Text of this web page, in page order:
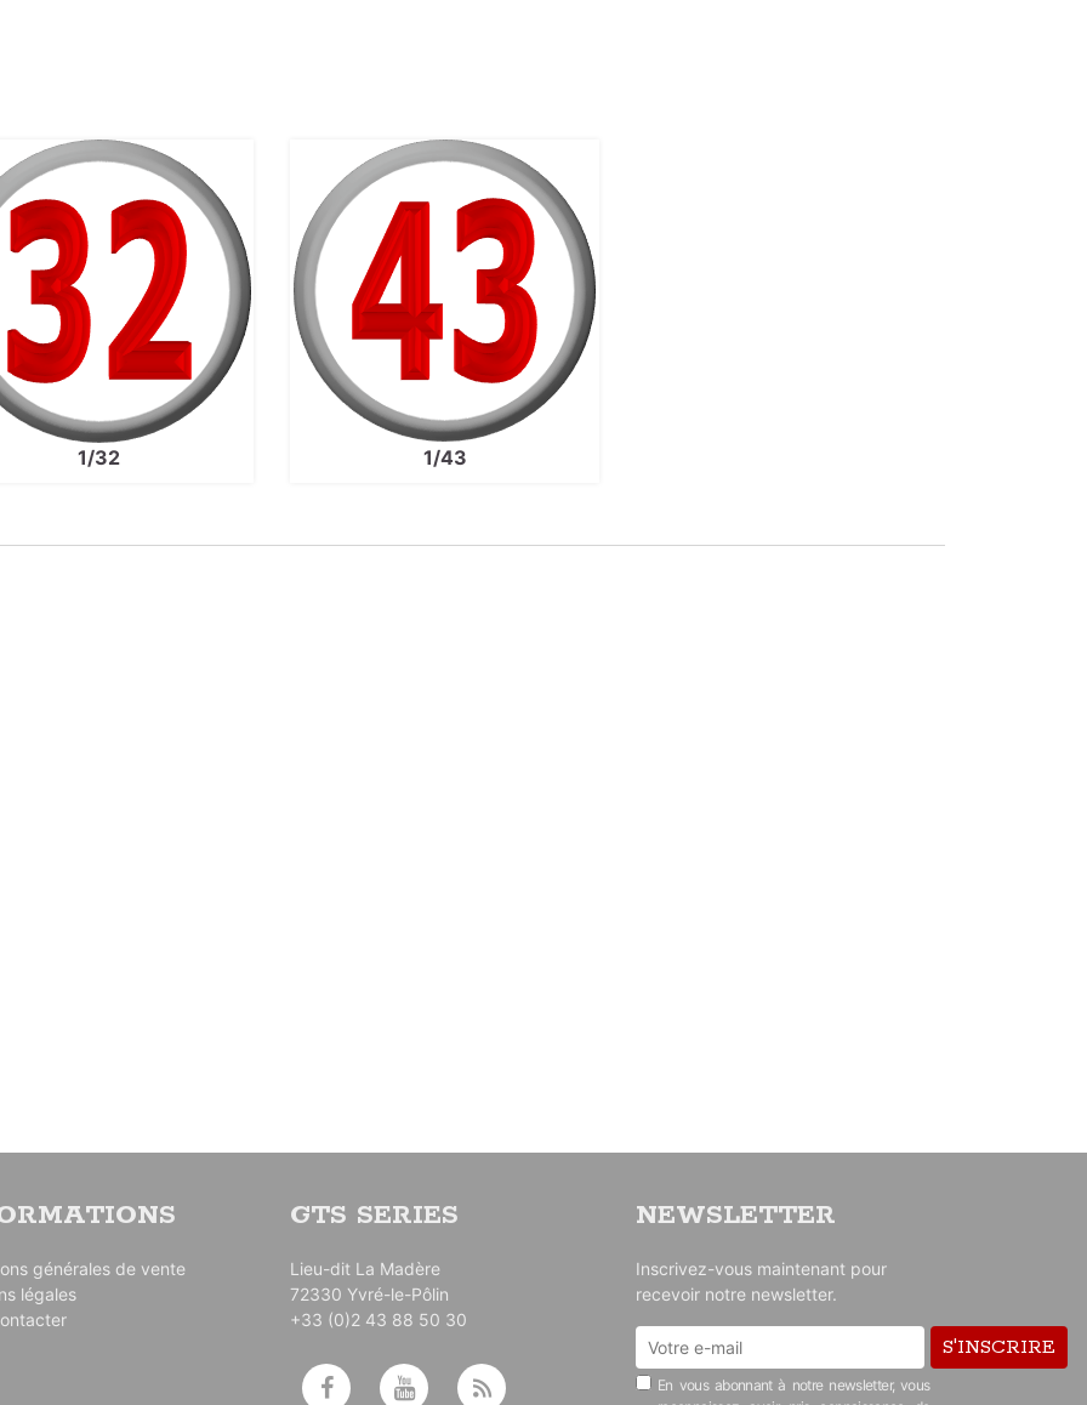
1/32 1/43
générales de vente
légales
GTS SERIES
Lieu-dit La Madère
72330 Yvré-le-Pôlin
+33 (0)2 43 88 50 30
NEWSLETTER
Inscrivez-vous maintenant pour
recevoir notre newsletter.
S'INSCRIRE
En vous abonnant à notre newsletter, vous